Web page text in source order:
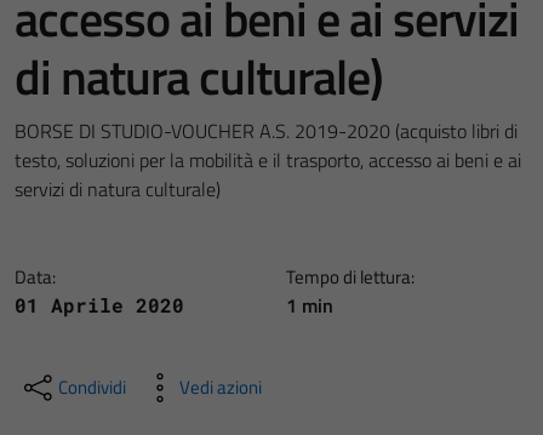
accesso ai beni e ai servizi
di natura culturale)
BORSE DI STUDIO-VOUCHER A.S. 2019-2020 (acquisto libri di
testo, soluzioni per la mobilità e il trasporto, accesso ai beni e ai
servizi di natura culturale)
Data:
01 Aprile 2020
Tempo di lettura:
1 min
Condividi Vedi azioni